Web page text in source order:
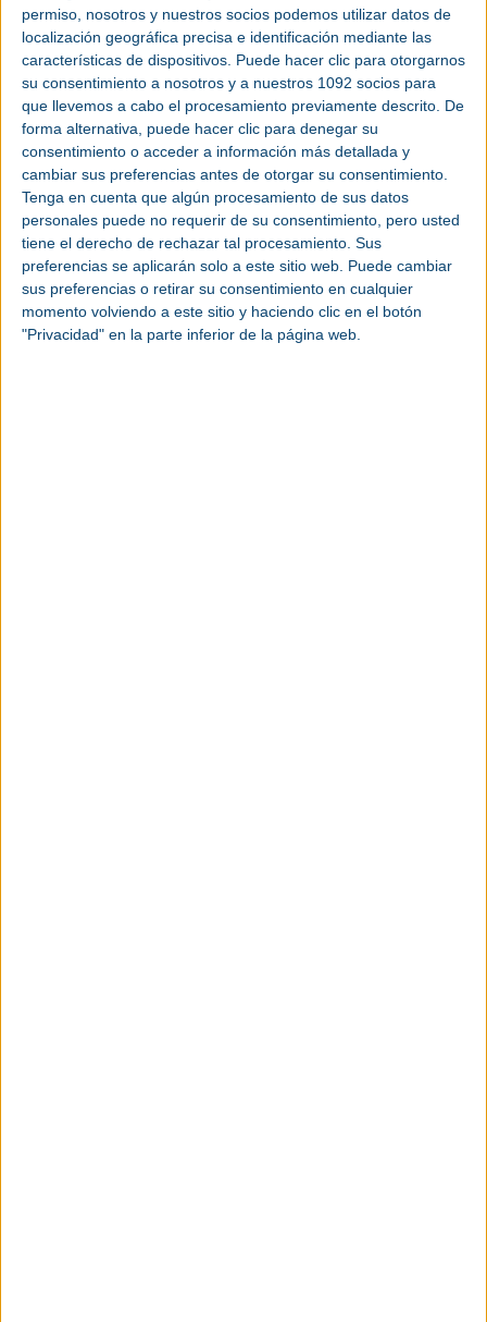
permiso, nosotros y nuestros socios podemos utilizar datos de
localización geográfica precisa e identificación mediante las
características de dispositivos. Puede hacer clic para otorgarnos
su consentimiento a nosotros y a nuestros 1092 socios para
que llevemos a cabo el procesamiento previamente descrito. De
forma alternativa, puede hacer clic para denegar su
consentimiento o acceder a información más detallada y
cambiar sus preferencias antes de otorgar su consentimiento.
Tenga en cuenta que algún procesamiento de sus datos
personales puede no requerir de su consentimiento, pero usted
tiene el derecho de rechazar tal procesamiento. Sus
preferencias se aplicarán solo a este sitio web. Puede cambiar
sus preferencias o retirar su consentimiento en cualquier
momento volviendo a este sitio y haciendo clic en el botón
"Privacidad" en la parte inferior de la página web.
Julio 2026
Atlas Copco lanza el nuevo